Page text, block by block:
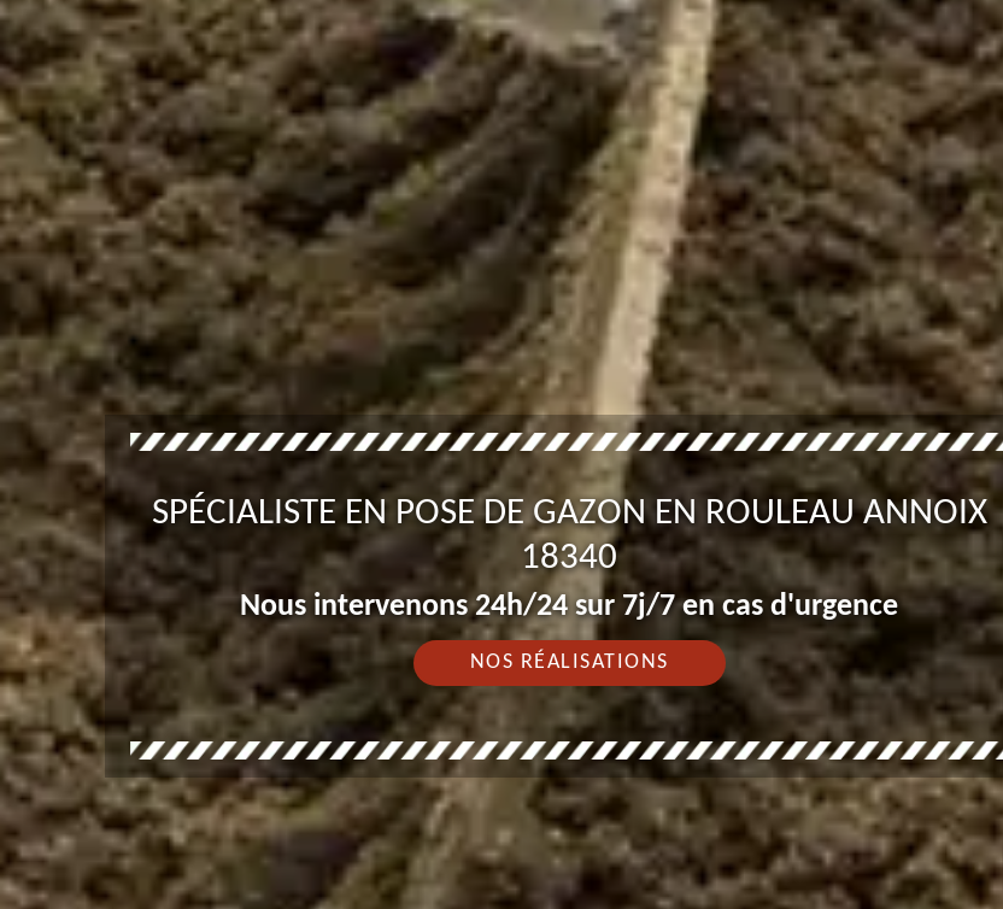
SPÉCIALISTE EN POSE DE GAZON EN ROULEAU ANNOIX
18340
Nous intervenons 24h/24 sur 7j/7 en cas d'urgence
NOS RÉALISATIONS